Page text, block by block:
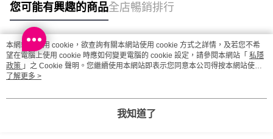
您可能有興趣的商品全店暢銷排行
熱門標籤
熱銷排行
本網站中使用 cookie，欲查詢有關本網站使用 cookie 方式之詳情，及若您不希
望在電腦上使用 cookie 時應如何變更電腦的 cookie 設定，請參閱本網站「 私隱
政策 」之 Cookie 聲明。您繼續使用本網站即表示您同意本公司得按本網站使用
條款之 Cookie 聲明使用 cookie。
了解更多 >
我知道了